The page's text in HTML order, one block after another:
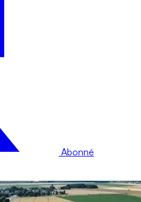
Abonné